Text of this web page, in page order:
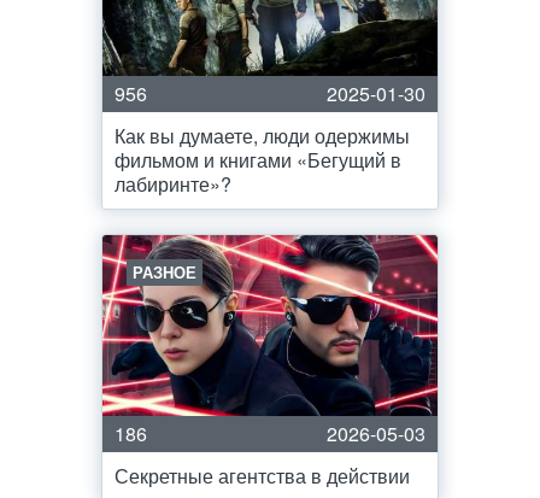
956
2025-01-30
Как вы думаете, люди одержимы
фильмом и книгами «Бегущий в
лабиринте»?
РАЗНОЕ
186
2026-05-03
Секретные агентства в действии